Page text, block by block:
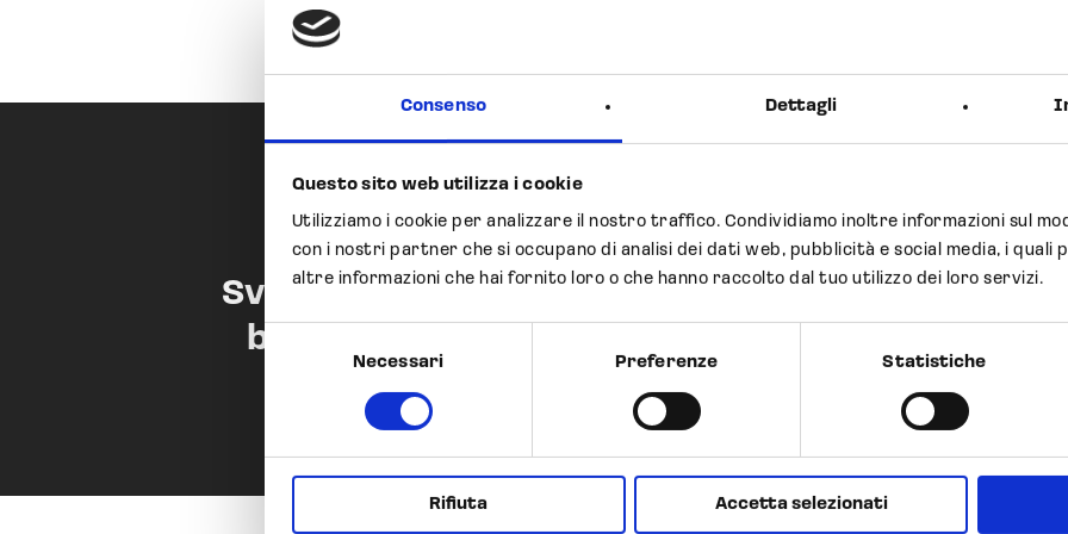
Consenso Dettagli
Questo sito web utilizza i cookie
Utilizziamo i cookie per analizzare il nostro traffico. Condividiamo inoltre informazioni sul
con i nostri partner che si occupano di analisi dei dati web, pubblicità e social media, i quali
altre informazioni che hai fornito loro o che hanno raccolto dal tuo utilizzo dei loro servizi.
Selezione
Necessari Preferenze Statistiche
Rifiuta Accetta selezionati
Previous Post
Sviluppo di una Eparina a
basso peso molecolare
Next Post
nuovo